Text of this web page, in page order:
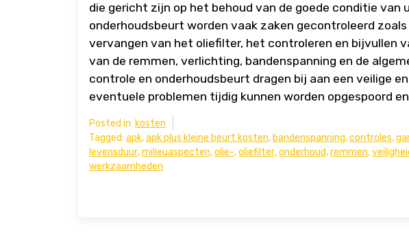
die gericht zijn op het behoud van de goede conditie van
onderhoudsbeurt worden vaak zaken gecontroleerd
vervangen van het oliefilter, het controleren en bijvullen
van de remmen, verlichting, bandenspanning en de
controle en onderhoudsbeurt dragen bij aan een veilige
eventuele problemen tijdig kunnen worden opgespoord
Posted in: kosten
Tagged: apk,apk plus kleine beurt kosten,bandenspanning,controles,
levensduur,milieuaspecten,olie-,oliefilter,onderhoud,remmen,
werkzaamheden